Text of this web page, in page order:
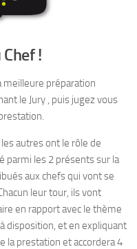
!
meilleure préparation
le Jury , puis jugez vous
autres ont le rôle de
parmi les 2 présents sur la
aux chefs qui vont se
leur tour, ils vont
en rapport avec le thème
disposition, et en expliquant
la prestation et accordera 4